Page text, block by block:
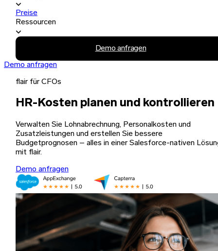
Preise
Ressourcen
Demo anfragen
Demo anfragen
flair für CFOs
HR-Kosten planen und kontrollieren
Verwalten Sie Lohnabrechnung, Personalkosten und
Zusatzleistungen und erstellen Sie bessere
Budgetprognosen – alles in einer Salesforce-nativen
mit flair.
Demo anfragen